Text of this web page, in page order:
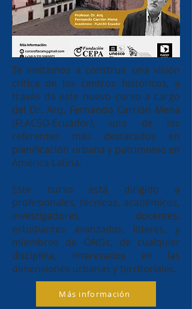
Te invitamos a construir una visión
crítica de los centros históricos, a
través de este nuevo curso a cargo
del Dr. Arq. Fernando Carrión Mena
(FLACSO-Ecuador), uno de los
referentes más destacados en
planificación urbana y patrimonio en
América Latina.
Este curso está dirigido a
profesionales, técnicos, académicos,
investigadores, docentes,
estudiantes avanzados, líderes, y
miembros de ONGs, de cualquier
disciplina, interesados en las
dimensiones urbanas y territoriales.
Más información